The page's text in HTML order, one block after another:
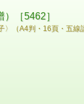
［5462］
〉（A4判・16頁・五線